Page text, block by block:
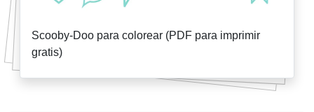
Scooby-Doo para colorear (PDF para imprimir
gratis)